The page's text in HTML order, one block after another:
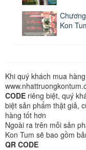
Kon
Khi quý khách mua
CODE riêng biệt, quý
biệt sản phẩm thật giả,
hàng tốt hơn
Ngoài ra trên mỗi sản
Kon Tum sẽ bao gồm
QR CODE